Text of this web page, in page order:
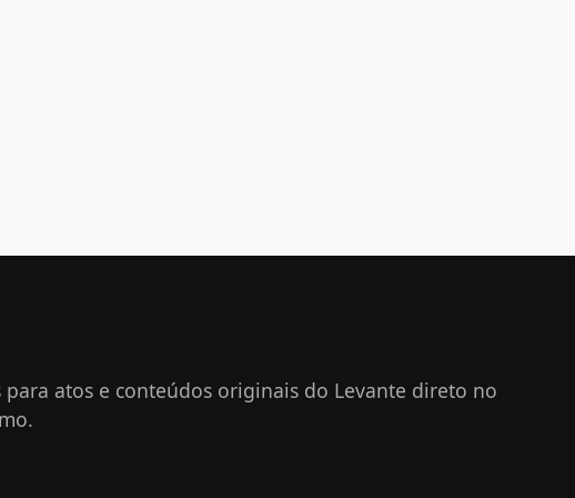
para atos e conteúdos originais do Levante direto no